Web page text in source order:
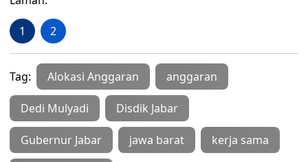
1 2
Tag: Alokasi Anggaran anggaran
Dedi Mulyadi Disdik Jabar
Gubernur Jabar jawa barat kerja sama